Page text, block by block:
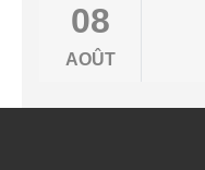
08
AOÛT